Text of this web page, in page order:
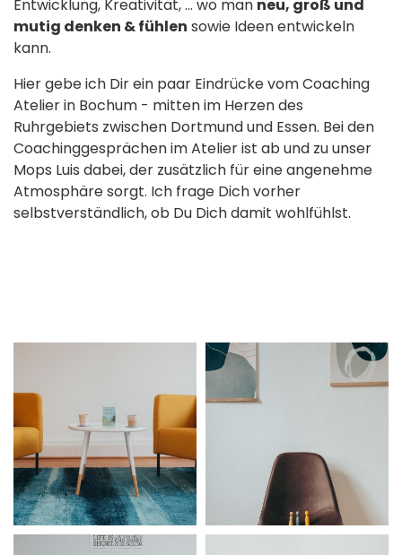
Entwicklung, Kreativität, ... wo man neu, groß und
mutig denken & fühlen sowie Ideen entwickeln
kann.
Hier gebe ich Dir ein paar Eindrücke vom Coaching
Atelier in Bochum - mitten im Herzen des
Ruhrgebiets zwischen Dortmund und Essen. Bei den
Coachinggesprächen im Atelier ist ab und zu unser
Mops Luis dabei, der zusätzlich für eine angenehme
Atmosphäre sorgt. Ich frage Dich vorher
selbstverständlich, ob Du Dich damit wohlfühlst.